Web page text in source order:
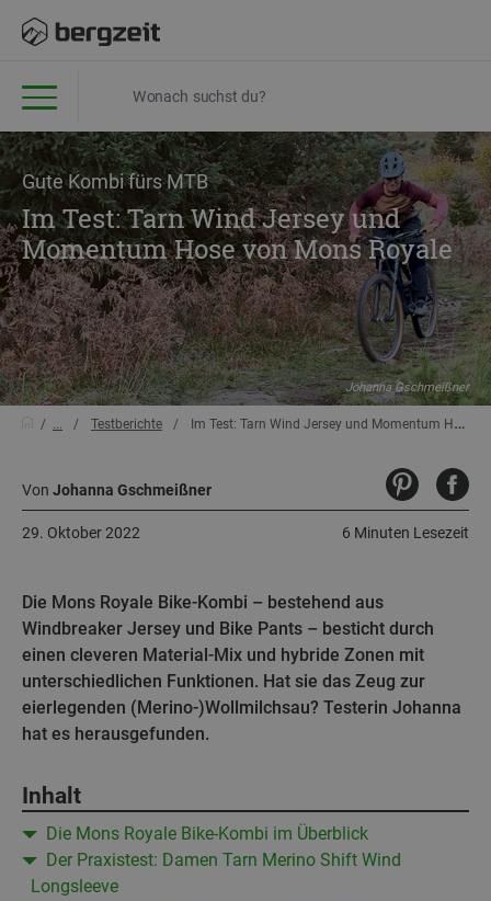
Gute Kombi fürs MTB
Im Test: Tarn Wind Jersey und
Momentum Hose von Mons Royale
Johanna Gschmeißner
... Testberichte Im Test: Tarn Wind Jersey und Momentum Hose von Mons Royale
Von Johanna Gschmeißner
6 Minuten Lesezeit
29. Oktober 2022
Die Mons Royale Bike-Kombi – bestehend aus
Windbreaker Jersey und Bike Pants – besticht durch
einen cleveren Material-Mix und hybride Zonen mit
unterschiedlichen Funktionen. Hat sie das Zeug zur
eierlegenden (Merino-)Wollmilchsau? Testerin Johanna
hat es herausgefunden.
Inhalt
Die Mons Royale Bike-Kombi im Überblick
Der Praxistest: Damen Tarn Merino Shift Wind
Longsleeve